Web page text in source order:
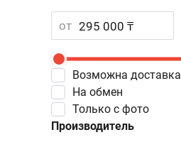
от
Возможна доставка
Производитель
На обмен
Только с фото